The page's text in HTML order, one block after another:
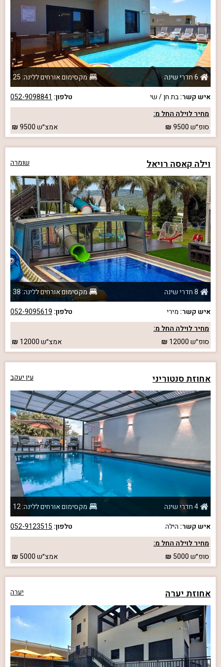
6 חדרי שינה
מקסימום אורחים ללינה: 25
איש קשר:בת חן / שי טלפון: 052-9098841
מחיר לוילה החל מ:
סופ״ש9500 אמצ״ש9500
וילה קאסה רויאל שומרה
8 חדרי שינה
מקסימום אורחים ללינה: 38
איש קשר: מירי טלפון: 052-9095619
מחיר לוילה החל מ:
סופ״ש12000 אמצ״ש12000
אחוזת סנטוריני עין יעקב
4 חדרי שינה
מקסימום אורחים ללינה: 12
איש קשר: הילה טלפון: 052-9123515
מחיר לוילה החל מ:
סופ״ש5000 אמצ״ש5000
אחוזת יערה יערה